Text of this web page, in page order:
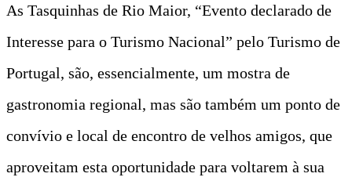
As Tasquinhas de Rio Maior, “Evento declarado de
Interesse para o Turismo Nacional” pelo Turismo de
Portugal, são, essencialmente, um mostra de
gastronomia regional, mas são também um ponto de
convívio e local de encontro de velhos amigos, que
aproveitam esta oportunidade para voltarem à sua